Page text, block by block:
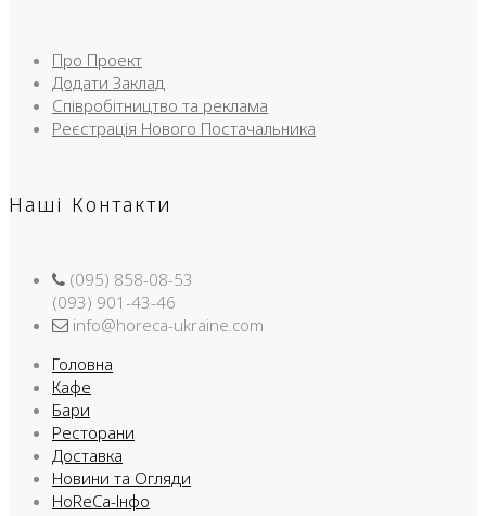
Про Проект
Додати Заклад
Співробітництво та реклама
Реєстрація Нового Постачальника
Наші Контакти
(095) 858-08-53
(093) 901-43-46
info@horeca-ukraine.com
Головна
Кафе
Бари
Ресторани
Доставка
Новини та Огляди
HoReCa-Інфо